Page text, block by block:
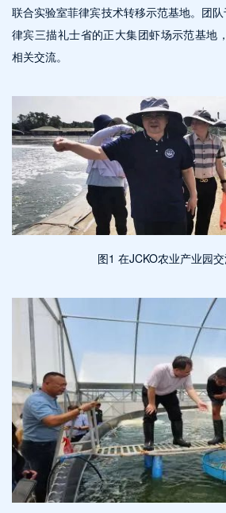
联合实验室菲律宾技术转移示范基地。团
律宾三描礼士省的正大集团虾场示范基地
相关交流。
图1 在JCKO农业产业园